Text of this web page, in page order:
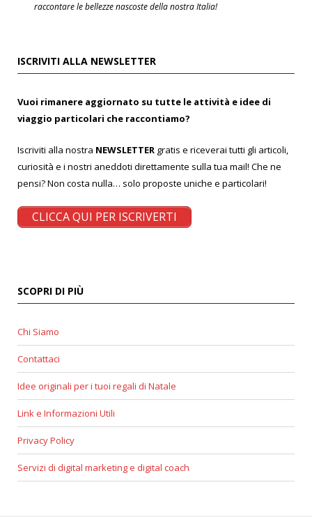
raccontare le bellezze nascoste della nostra Italia!
ISCRIVITI ALLA NEWSLETTER
Vuoi rimanere aggiornato su tutte le attività e idee di
viaggio particolari che raccontiamo?
Iscriviti alla nostra NEWSLETTER gratis e riceverai tutti gli articoli,
curiosità e i nostri aneddoti direttamente sulla tua mail! Che ne
pensi? Non costa nulla… solo proposte uniche e particolari!
CLICCA QUI PER ISCRIVERTI
SCOPRI DI PIÙ
Chi Siamo
Contattaci
Idee originali per i tuoi regali di Natale
Link e Informazioni Utili
Privacy Policy
Servizi di digital marketing e digital coach